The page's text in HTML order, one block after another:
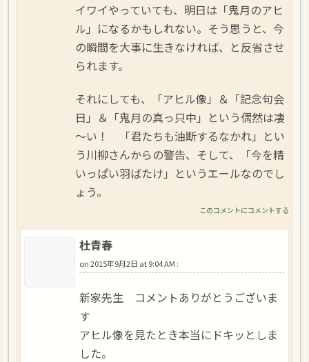
イワイやっていても、明日は「鬼月のアヒ
ル」になるかもしれない。そう思うと、今
の瞬間を大事に生きなければ、と反省させ
られます。
それにしても、「アヒル像」＆「記念句会
日」＆「鬼月の真っ只中」という偶然は凄
～い！ 「君たちも油断するなかれ」とい
う川柳さんからの警告、そして、「今を精
いっぱい羽ばたけ」というエールなのでし
ょう。
このコメントにコメントする
杜青春
on2015年9月2日 at 9:04 AM :
新家先生 コメントありがとうございま
す
アヒル像を見たとき本当にドキッとしま
した。